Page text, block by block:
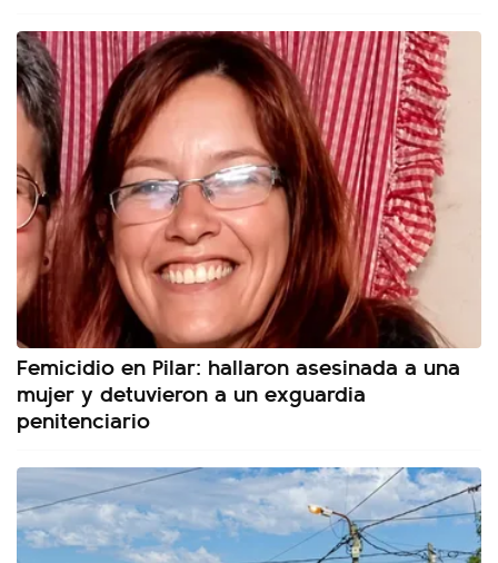
Femicidio en Pilar: hallaron asesinada a una
mujer y detuvieron a un exguardia
penitenciario